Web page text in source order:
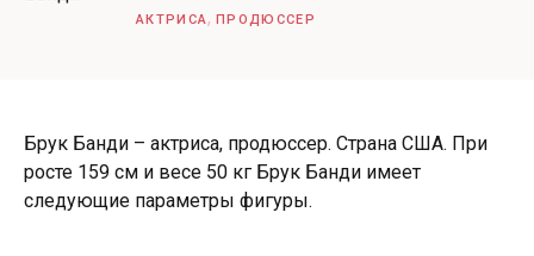
АКТРИСА,ПРОДЮССЕР
Брук Банди – актриса, продюссер. Страна США. При
росте 159 см и весе 50 кг Брук Банди имеет
следующие параметры фигуры.